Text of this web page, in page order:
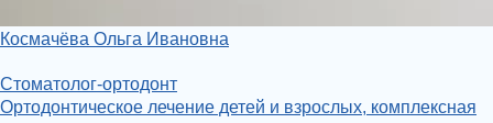
Космачёва Ольга Ивановна
Стоматолог-ортодонт
Ортодонтическое лечение детей и взрослых, комплексная